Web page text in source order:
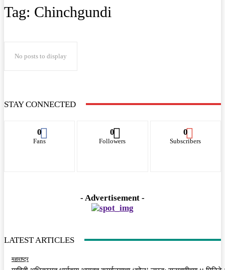
Tag: Chinchgundi
No posts to display
STAY CONNECTED
0
Fans
0
Followers
0
Subscribers
- Advertisement -
LATEST ARTICLES
महाराष्ट्र